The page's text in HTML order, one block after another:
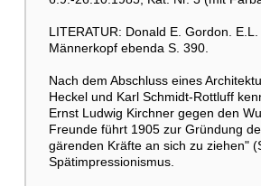
LITERATUR: Donald E. Gordon.
Männerkopf ebenda S. 390.
Nach dem Abschluss eines
Heckel und Karl Schmidt-Rottluff
Ernst Ludwig Kirchner gegen den
Freunde führt 1905 zur Gründung
gärenden Kräfte an sich zu ziehen"
Spätimpressionismus.